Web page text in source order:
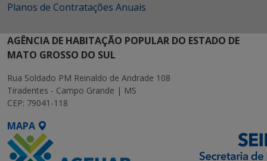
Planos de Contratações Anuais
AGÊNCIA DE HABITAÇÃO POPULAR DO ESTADO DE
MATO GROSSO DO SUL
Rua Soldado PM Reinaldo de Andrade 108
Tiradentes - Campo Grande | MS
CEP: 79041-118
MAPA